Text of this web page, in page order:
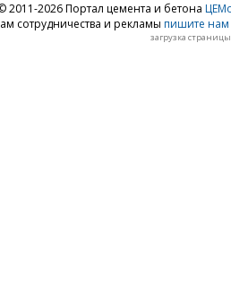
2011-2026 Портал цемента и бетона
сотрудничества и рекламы пишите нам
загрузка